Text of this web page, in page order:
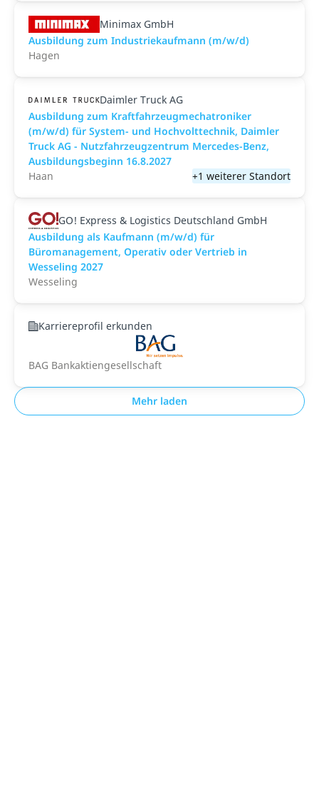
Minimax GmbH
Ausbildung zum Industriekaufmann (m/w/d)
Hagen
Daimler Truck AG
Ausbildung zum Kraftfahrzeugmechatroniker
(m/w/d) für System- und Hochvolttechnik, Daimler
Truck AG - Nutzfahrzeugzentrum Mercedes-Benz,
Ausbildungsbeginn 16.8.2027
Haan
+1 weiterer Standort
GO! Express & Logistics Deutschland GmbH
Ausbildung als Kaufmann (m/w/d) für
Büromanagement, Operativ oder Vertrieb in
Wesseling 2027
Wesseling
Karriereprofil erkunden
BAG Bankaktiengesellschaft
Mehr laden